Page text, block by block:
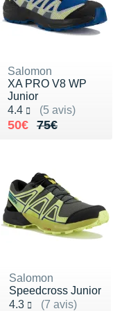
Salomon
XA PRO V8 WP
Junior
4.4
(5 avis)
Noté 4.4 sur 5
75€
Au lieu de 75€
50€
Vendu 50€
Salomon
Speedcross Junior
4.3
(7 avis)
Noté 4.3 sur 5